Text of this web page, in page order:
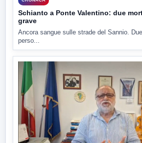
Schianto a Ponte Valentino: due
grave
Ancora sangue sulle strade del Sannio.
perso...